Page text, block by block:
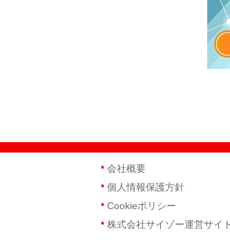
会社概要
個人情報保護方針
Cookieポリシー
株式会社サイゾー運営サイト